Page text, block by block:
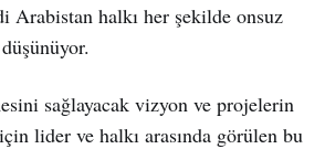
Arabistan halkı her şekilde onsuz
sağlayacak vizyon ve projelerin
lider ve halkı arasında görülen bu